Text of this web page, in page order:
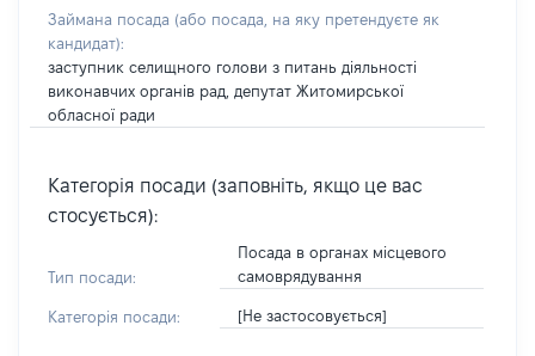
Займана посада (або посада, на яку претендуєте як
кандидат):
заступник селищного голови з питань діяльності
виконавчих органів рад, депутат Житомирської
обласної ради
Категорія посади (заповніть, якщо це вас
стосується):
Тип посади:
Посада в органах місцевого
самоврядування
Категорія посади: [Не застосовується]